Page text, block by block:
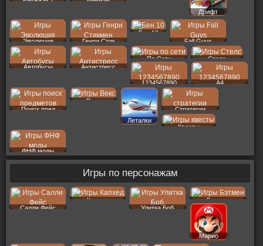
Дрифт
Эволюция Генри Стик
Бен 10
Fall Guys
Автобусы Антистресс
По Сети Стелс
1234567890 A4
Поиск пред
Векс
Леталки
Стратегии
Квесты
ФНФ моды
Игры по персонажам
Салли Фейс
Капхед
Улитка Боб
Бэтмен
Марио